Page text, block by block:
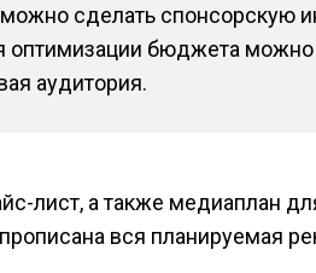
сделать спонсорскую
оптимизации бюджета
аудитория.
лист, а также медиаплан
вся планируемая